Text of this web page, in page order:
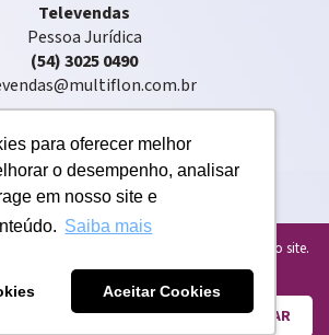
para oferecer melhor
o desempenho, analisar
em nosso site e
Saiba mais
Aceitar Cookies
Televendas
Pessoa Jurídica
(54) 3025 0490
Multiflon® . Todos os direitos reservados
e melhorar sua experiência em nosso site.
concorda com o uso de cookies. Para mais
Política de Privacidade atualizada.
ENTENDI E FECHAR